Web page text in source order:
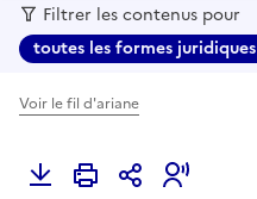
Filtrer les contenus pour
toutes les formes juridiques
Voir le fil d'ariane